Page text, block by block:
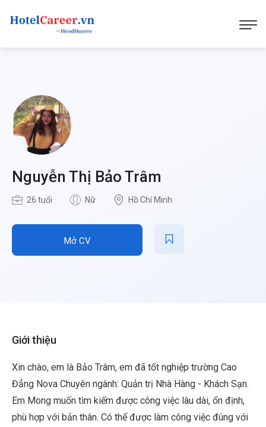
Nguyễn Thị Bảo Trâm
26 tuổi Nữ Hồ Chí Minh
Mở CV
Giới thiệu
Xin chào, em là Bảo Trâm, em đã tốt nghiệp trường Cao
Đẳng Nova Chuyên ngành: Quản trị Nhà Hàng - Khách Sạn.
Em Mong muốn tìm kiếm được công việc lâu dài, ổn định,
phù hợp với bản thân. Có thể được làm công việc đúng với